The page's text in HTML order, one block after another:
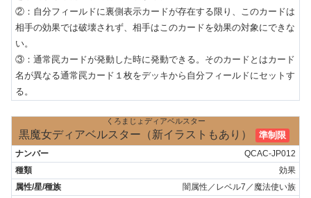
②：自分フィールドに裏側表示カードが存在する限り、このカードは
相手の効果では破壊されず、相手はこのカードを効果の対象にできな
い。
③：通常罠カードが発動した時に発動できる。そのカードとはカード
名が異なる通常罠カード１枚をデッキから自分フィールドにセットす
る。
くろまじょディアベルスター
黒魔女ディアベルスター（新イラストもあり） 準制限
QCAC-JP012
効果
闇属性／レベル7／魔法使い族